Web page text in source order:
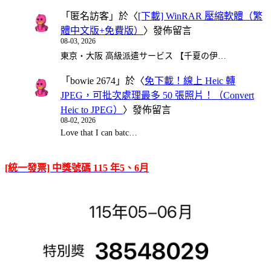
「 匿名訪客 」於〈[下載] WinRAR 壓縮軟體（繁
體中文版+免費版） 〉發佈留言
08-03, 2026
東京・大阪 高級派遣サービス 【千夏の伊…
「 bowie 2674 」於〈免下載！線上 Heic 轉
JPEG，可批次處理最多 50 張照片！（Convert
Heic to JPEG） 〉發佈留言
08-02, 2026
Love that I can batc…
[統一發票] 中獎號碼 115 年5、6月